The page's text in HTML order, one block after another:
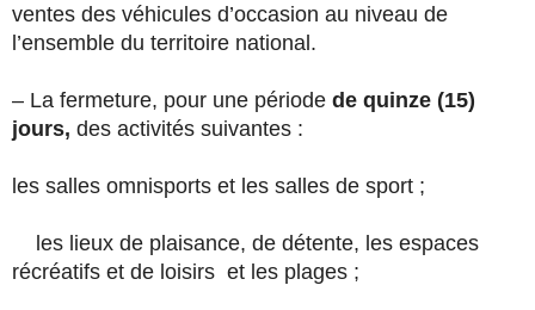
ventes des véhicules d’occasion au niveau de
l’ensemble du territoire national.
– La fermeture, pour une période de quinze (15)
jours, des activités suivantes :
les salles omnisports et les salles de sport ;
les lieux de plaisance, de détente, les espaces
récréatifs et de loisirs et les plages ;